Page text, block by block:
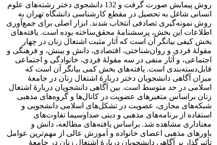
روش پیمایش صورت گرفت و 132 دانشجوی دختر رشته‌های علوم
انسانی شاغل به تحصیل در مقطع کارشناسی دانشگاه تهران به
روش نمونه‌گیری تصادفی انتخاب شدند. ابزار اصلی برای جمع‌آوری
اطلاعات این بخش، پرسشنامۀ محقق‌ساخته بوده است. یافته‌های
بخش کیفی بیانگر آن است که آثار مثبت اشتغال زنان در چهار
مقولۀ فردی و روان‌شناختی، اقتصادی، دانش و بینش، و فرهنگی و
اجتماعی، و آثار منفی در سه مقولۀ فردی، خانوادگی و اجتماعی
قابل‌دسته‌بندی است. یافته‌های بخش کمی بیانگر آن است که
میزان آگاهی دانشجویان دختر دربارۀ اشتغال زنان در جامعۀ
اسلامی در حد متوسط است. بین آگاهی دانشجویان دربارۀ اشتغال
زنان براساس متغیرهای عضویت در کانال‌ها و گروه‌های مذهبی
شبکه‌های مجازی، عضویت در تشکل‌های اسلامی دانشجویی و
استفاده از برنامه‌های مذهبی و دینی صداوسیما تفاوت‌های
معناداری مشاهده شد. براساس یافته‌های مطالعه، دانش و
باورهای مذهبی اعضای خانواده و آموزش عالی از مهم‌ترین عوامل
تأثیرگذار بر آگاهی دانشجویان دربارۀ اشتغال زنان در جامعۀ